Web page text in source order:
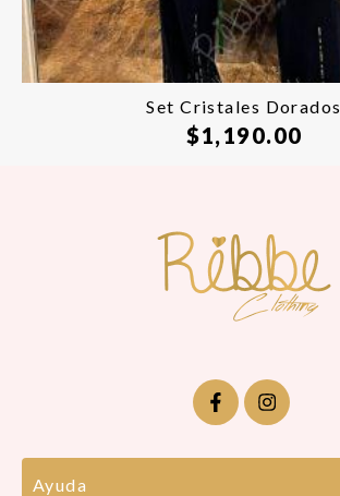
Set Cristales Dorados
$1,190.00
Ayuda